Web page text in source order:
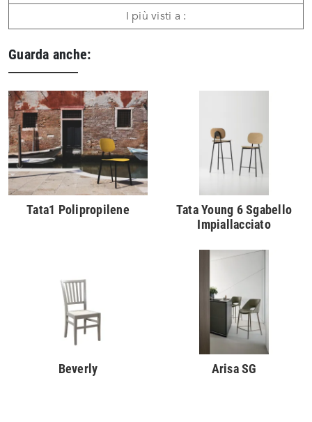
I più visti a :
Guarda anche:
Tata1 Polipropilene
Tata Young 6 Sgabello
Impiallacciato
Beverly Arisa SG